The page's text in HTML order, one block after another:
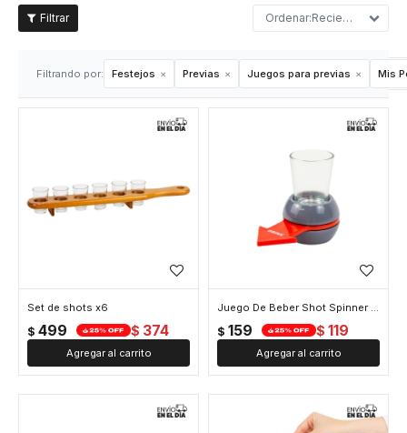
Recientes
Filtrando por: Festejos Previas Juegos para previas Mis
Set de shots x6
$ 499 $ 374
Juego De Beber Shot Spinner Con Flecha
$ 159 $ 119